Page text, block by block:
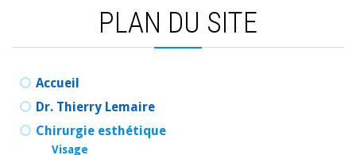
PLAN DU SITE
Accueil
Dr. Thierry Lemaire
Chirurgie esthétique
Visage